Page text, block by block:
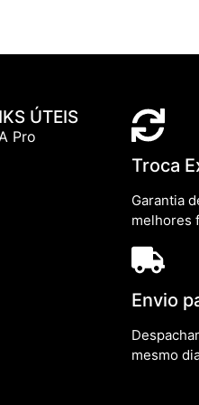
ÚTEIS
Pro
Troca
Garantia
melhores
Envio
mesmo